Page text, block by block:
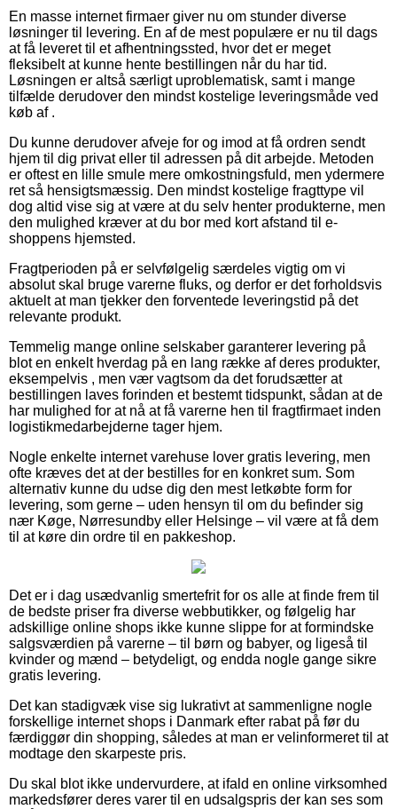
En masse internet firmaer giver nu om stunder diverse
løsninger til levering. En af de mest populære er nu til dags
at få leveret til et afhentningssted, hvor det er meget
fleksibelt at kunne hente bestillingen når du har tid.
Løsningen er altså særligt uproblematisk, samt i mange
tilfælde derudover den mindst kostelige leveringsmåde ved
køb af .
Du kunne derudover afveje for og imod at få ordren sendt
hjem til dig privat eller til adressen på dit arbejde. Metoden
er oftest en lille smule mere omkostningsfuld, men ydermere
ret så hensigtsmæssig. Den mindst kostelige fragttype vil
dog altid vise sig at være at du selv henter produkterne, men
den mulighed kræver at du bor med kort afstand til e-
shoppens hjemsted.
Fragtperioden på er selvfølgelig særdeles vigtig om vi
absolut skal bruge varerne fluks, og derfor er det forholdsvis
aktuelt at man tjekker den forventede leveringstid på det
relevante produkt.
Temmelig mange online selskaber garanterer levering på
blot en enkelt hverdag på en lang række af deres produkter,
eksempelvis , men vær vagtsom da det forudsætter at
bestillingen laves forinden et bestemt tidspunkt, sådan at de
har mulighed for at nå at få varerne hen til fragtfirmaet inden
logistikmedarbejderne tager hjem.
Nogle enkelte internet varehuse lover gratis levering, men
ofte kræves det at der bestilles for en konkret sum. Som
alternativ kunne du udse dig den mest letkøbte form for
levering, som gerne – uden hensyn til om du befinder sig
nær Køge, Nørresundby eller Helsinge – vil være at få dem
til at køre din ordre til en pakkeshop.
Det er i dag usædvanlig smertefrit for os alle at finde frem til
de bedste priser fra diverse webbutikker, og følgelig har
adskillige online shops ikke kunne slippe for at formindske
salgsværdien på varerne – til børn og babyer, og ligeså til
kvinder og mænd – betydeligt, og endda nogle gange sikre
gratis levering.
Det kan stadigvæk vise sig lukrativt at sammenligne nogle
forskellige internet shops i Danmark efter rabat på før du
færdiggør din shopping, således at man er velinformeret til at
modtage den skarpeste pris.
Du skal blot ikke undervurdere, at ifald en online virksomhed
markedsfører deres varer til en udsalgspris der kan ses som